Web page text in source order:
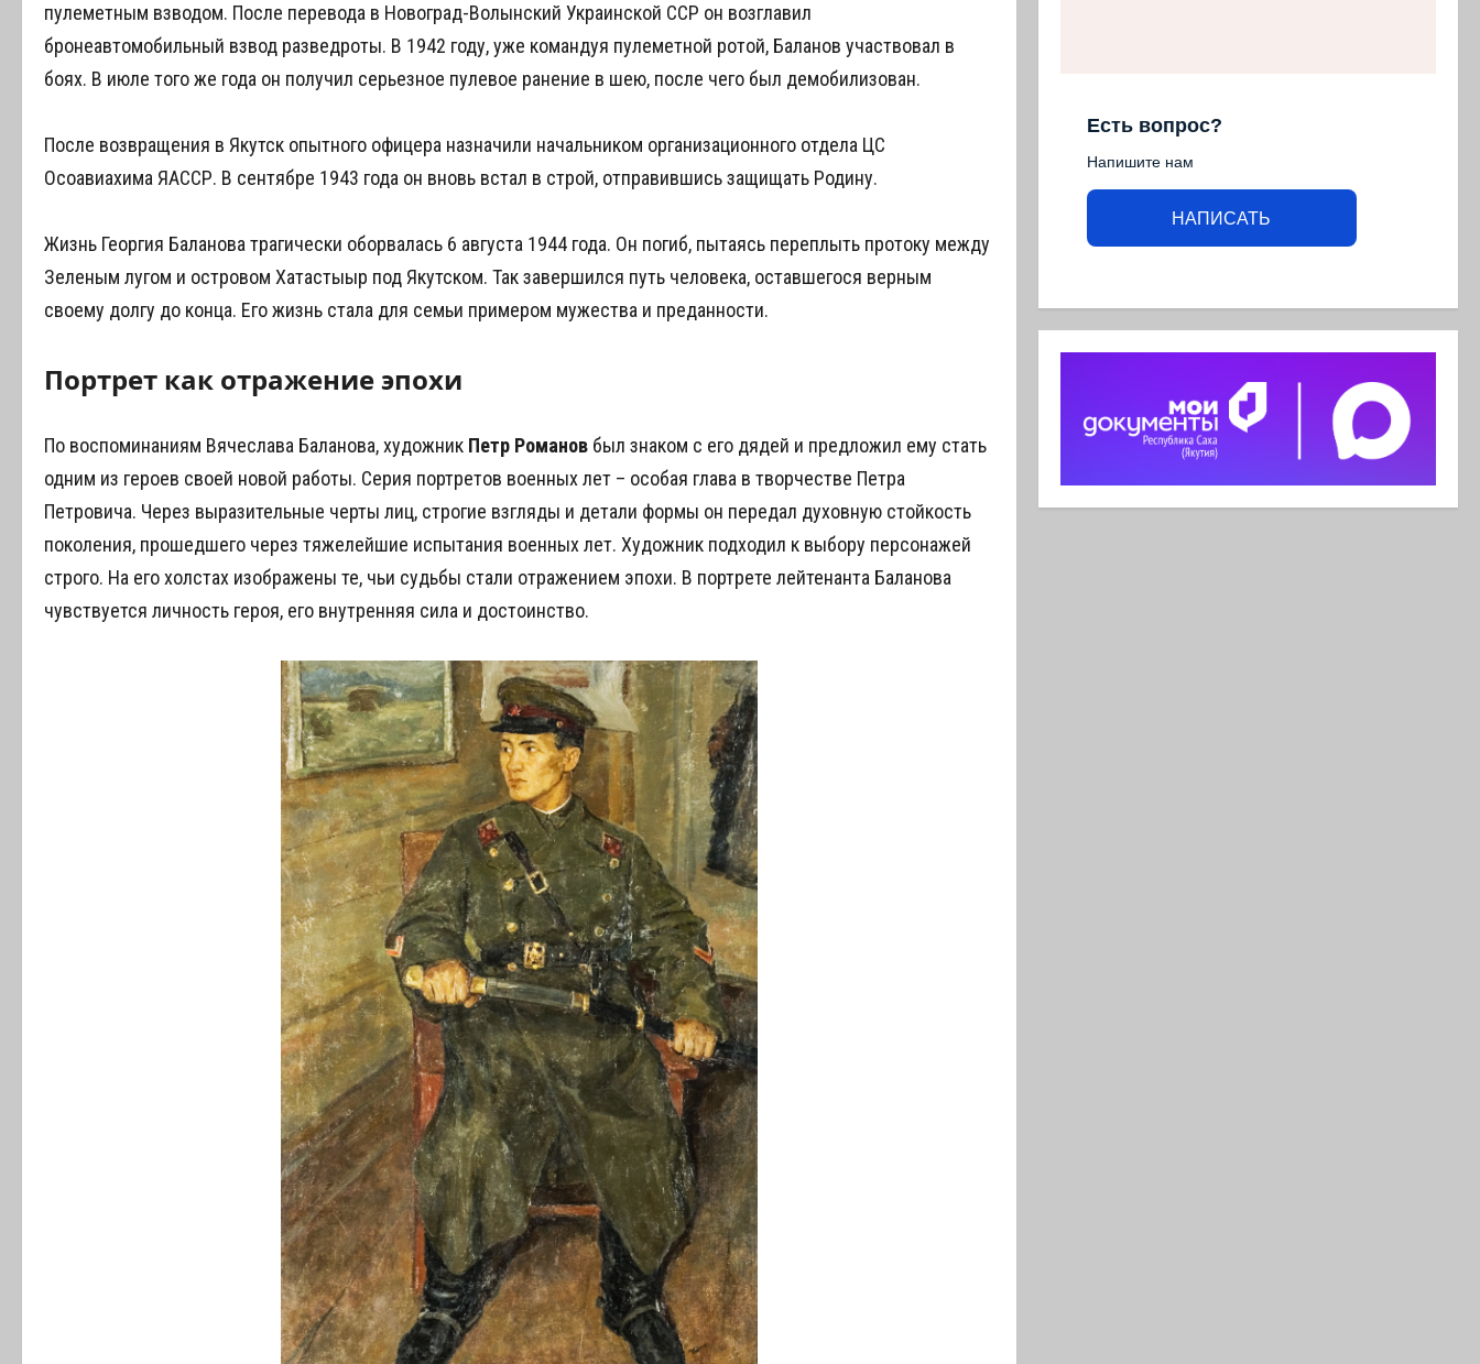
пулеметным взводом. После перевода в Новоград-Волынский Украинской ССР он возглавил
бронеавтомобильный взвод разведроты. В 1942 году, уже командуя пулеметной ротой, Баланов участвовал в
боях. В июле того же года он получил серьезное пулевое ранение в шею, после чего был демобилизован.
После возвращения в Якутск опытного офицера назначили начальником организационного отдела ЦС
Осоавиахима ЯАССР. В сентябре 1943 года он вновь встал в строй, отправившись защищать Родину.
Жизнь Георгия Баланова трагически оборвалась 6 августа 1944 года. Он погиб, пытаясь переплыть протоку между
Зеленым лугом и островом Хатастыыр под Якутском. Так завершился путь человека, оставшегося верным
своему долгу до конца. Его жизнь стала для семьи примером мужества и преданности.
Портрет как отражение эпохи
По воспоминаниям Вячеслава Баланова, художник Петр Романов был знаком с его дядей и предложил ему стать
одним из героев своей новой работы. Серия портретов военных лет – особая глава в творчестве Петра
Петровича. Через выразительные черты лиц, строгие взгляды и детали формы он передал духовную стойкость
поколения, прошедшего через тяжелейшие испытания военных лет. Художник подходил к выбору персонажей
строго. На его холстах изображены те, чьи судьбы стали отражением эпохи. В портрете лейтенанта Баланова
чувствуется личность героя, его внутренняя сила и достоинство.
Есть вопрос?
Напишите нам
НАПИСАТЬ